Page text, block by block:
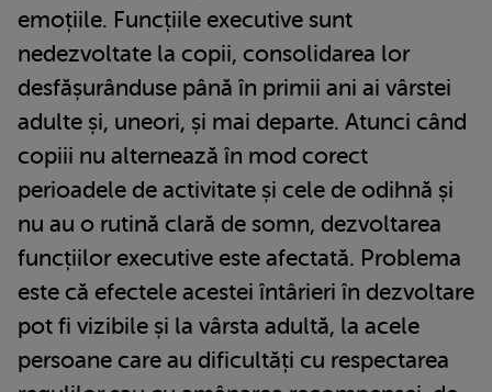
emoțiile. Funcțiile executive sunt
nedezvoltate la copii, consolidarea lor
desfășurânduse până în primii ani ai vârstei
adulte și, uneori, și mai departe. Atunci când
copiii nu alternează în mod corect
perioadele de activitate și cele de odihnă și
nu au o rutină clară de somn, dezvoltarea
funcțiilor executive este afectată. Problema
este că efectele acestei întârieri în dezvoltare
pot fi vizibile și la vârsta adultă, la acele
persoane care au dificultăți cu respectarea